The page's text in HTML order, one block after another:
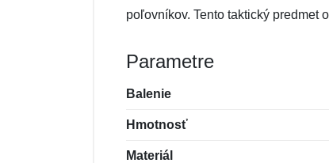
poľovníkov. Tento taktický predmet
Parametre
Balenie
Hmotnosť
Materiál